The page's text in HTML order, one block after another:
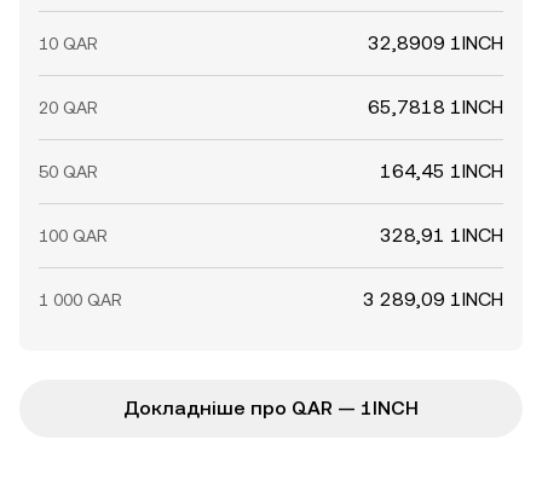
10 QAR 32,8909 1INCH
20 QAR 65,7818 1INCH
50 QAR 164,45 1INCH
100 QAR 328,91 1INCH
1 000 QAR 3 289,09 1INCH
Докладніше про QAR — 1INCH